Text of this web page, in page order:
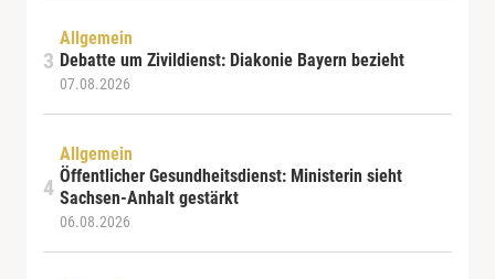
Allgemein
Debatte um Zivildienst: Diakonie Bayern bezieht
07.08.2026
Allgemein
Öffentlicher Gesundheitsdienst: Ministerin sieht
Sachsen-Anhalt gestärkt
06.08.2026